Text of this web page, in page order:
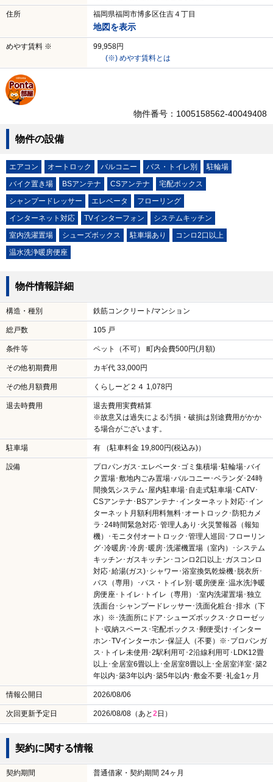
住所 福岡県福岡市博多区住吉４丁目
地図を表示
めやす賃料 ※
99,958円
(※) めやす賃料とは
物件番号：1005158562-40049408
物件の設備
エアコン オートロック バルコニー バス・トイレ別
駐輪場
バイク置き場
BSアンテナ CSアンテナ
宅配ボックス
シャンプードレッサー
エレベータ
フローリング
インターネット対応
TVインターフォン
システムキッチン
室内洗濯置場
シューズボックス 駐車場あり
コンロ2口以上
温水洗浄暖房便座
物件情報詳細
構造・種別 鉄筋コンクリート/マンション
総戸数 105 戸
条件等 ペット（不可） 町内会費500円(月額)
その他初期費用 カギ代 33,000円
その他月額費用 くらしーど２４ 1,078円
退去時費用
退去費用実費精算
※故意又は過失による汚損・破損は別途費用がかか
る場合がございます。
駐車場 有 （駐車料金 19,800円(税込み)）
設備
プロパンガス･エレベータ･ゴミ集積場･駐輪場･バイ
ク置場･敷地内ごみ置場･バルコニー･ベランダ･24時
間換気システム･屋内駐車場･自走式駐車場･CATV･
CSアンテナ･BSアンテナ･インターネット対応･イン
ターネット月額利用料無料･オートロック･防犯カメ
ラ･24時間緊急対応･管理人あり･火災警報器（報知
機）･モニタ付オートロック･管理人巡回･フローリン
グ･冷暖房･冷房･暖房･洗濯機置場（室内）･システム
キッチン･ガスキッチン･コンロ2口以上･ガスコンロ
対応･給湯(ガス)･シャワー･浴室換気乾燥機･脱衣所･
バス（専用）･バス・トイレ別･暖房便座･温水洗浄暖
房便座･トイレ･トイレ（専用）･室内洗濯置場･独立
洗面台･シャンプードレッサー･洗面化粧台･排水（下
水）※･洗面所にドア･シューズボックス･クローゼッ
ト･収納スペース･宅配ボックス･郵便受け･インター
ホン･TVインターホン･保証人（不要）※･プロパンガ
ス･トイレ未使用･2駅利用可･2沿線利用可･LDK12畳
以上･全居室6畳以上･全居室8畳以上･全居室洋室･築2
年以内･築3年以内･築5年以内･敷金不要･礼金1ヶ月
情報公開日 2026/08/06
次回更新予定日 2026/08/08（あと2日）
契約に関する情報
契約期間 普通借家・契約期間 24ヶ月